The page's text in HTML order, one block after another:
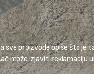
proizvode opiše što je
može izjaviti reklamaciju